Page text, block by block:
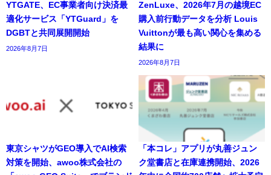
YTGATE、EC事業者向け決済最
適化サービス「YTGuard」を
DGBTと共同展開開始
2026年8月7日
ZenLuxe、2026年7月の越境EC
購入前行動データを分析 Louis
Vuittonが最も高い関心を集める
結果に
2026年8月7日
東京シャツがGEO導入でAI検索
対策を開始、awoo株式会社の
「本コレ」アプリが丸善ジュン
ク堂書店と在庫連携開始、2026